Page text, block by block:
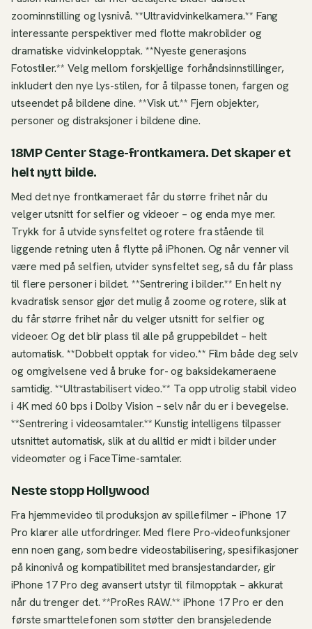
zoominnstilling og lysnivå. **Ultravidvinkelkamera.** Fang
interessante perspektiver med flotte makrobilder og
dramatiske vidvinkelopptak. **Nyeste generasjons
Fotostiler.** Velg mellom forskjellige forhåndsinnstillinger,
inkludert den nye Lys-stilen, for å tilpasse tonen, fargen og
utseendet på bildene dine. **Visk ut.** Fjern objekter,
personer og distraksjoner i bildene dine.
18MP Center Stage-frontkamera. Det skaper et
helt nytt bilde.
Med det nye frontkameraet får du større frihet når du
velger utsnitt for selfier og videoer – og enda mye mer.
Trykk for å utvide synsfeltet og rotere fra stående til
liggende retning uten å flytte på iPhonen. Og når venner vil
være med på selfien, utvider synsfeltet seg, så du får plass
til flere personer i bildet. **Sentrering i bilder.** En helt ny
kvadratisk sensor gjør det mulig å zoome og rotere, slik at
du får større frihet når du velger utsnitt for selfier og
videoer. Og det blir plass til alle på gruppebildet – helt
automatisk. **Dobbelt opptak for video.** Film både deg selv
og omgivelsene ved å bruke for- og baksidekameraene
samtidig. **Ultrastabilisert video.** Ta opp utrolig stabil video
i 4K med 60 bps i Dolby Vision – selv når du er i bevegelse.
**Sentrering i videosamtaler.** Kunstig intelligens tilpasser
utsnittet automatisk, slik at du alltid er midt i bilder under
videomøter og i FaceTime-samtaler.
Neste stopp Hollywood
Fra hjemmevideo til produksjon av spillefilmer – iPhone 17
Pro klarer alle utfordringer. Med flere Pro-videofunksjoner
enn noen gang, som bedre videostabilisering, spesifikasjoner
på kinonivå og kompatibilitet med bransjestandarder, gir
iPhone 17 Pro deg avansert utstyr til filmopptak – akkurat
når du trenger det. **ProRes RAW.** iPhone 17 Pro er den
første smarttelefonen som støtter den bransjeledende